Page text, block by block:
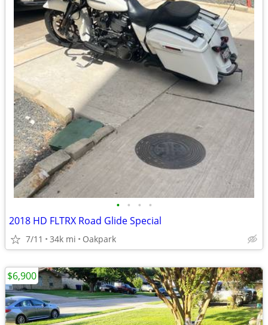
• • • •
2018 HD FLTRX Road Glide Special
7/11 34k mi Oakpark
$6,900